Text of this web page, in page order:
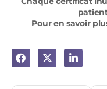
Pour en savoir